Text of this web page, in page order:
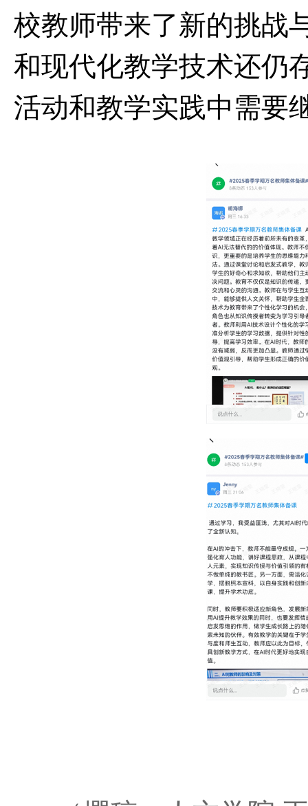
校教师带来了新的挑战
和现代化教学技术还仍
活动和教学实践中需要